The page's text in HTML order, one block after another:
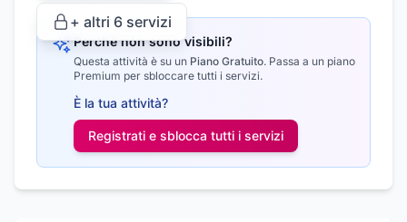
+ altri 6 servizi
Perché non sono visibili?
Questa attività è su un Piano Gratuito. Passa a un piano
Premium per sbloccare tutti i servizi.
È la tua attività?
Registrati e sblocca tutti i servizi